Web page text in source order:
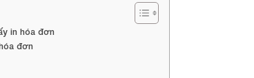
in hóa đơn
đơn